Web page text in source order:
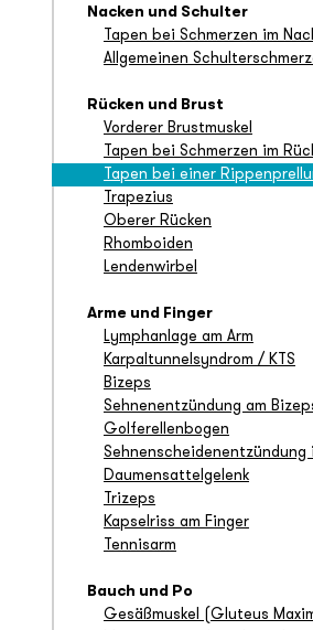
Nacken und Schulter
Tapen bei Schmerzen im
Allgemeinen
Rücken und Brust
Vorderer Brustmuskel
Tapen bei Schmerzen im
Tapen bei einer
Trapezius
Oberer Rücken
Rhomboiden
Lendenwirbel
Arme und Finger
Lymphanlage am Arm
Karpaltunnelsyndrom / KTS
Bizeps
Sehnenentzündung am
Golferellenbogen
Sehnenscheidenentzündung
Daumensattelgelenk
Trizeps
Kapselriss am Finger
Tennisarm
Bauch und Po
Gesäßmuskel (Gluteus